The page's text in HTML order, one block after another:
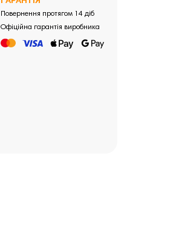
Повернення протягом 14 діб
Офіційна гарантія виробника